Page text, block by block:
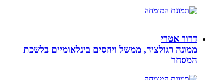
דרור אטרי
ממונה רגולציה, ממשל ויחסים בינלאומיים בלשכת
המסחר